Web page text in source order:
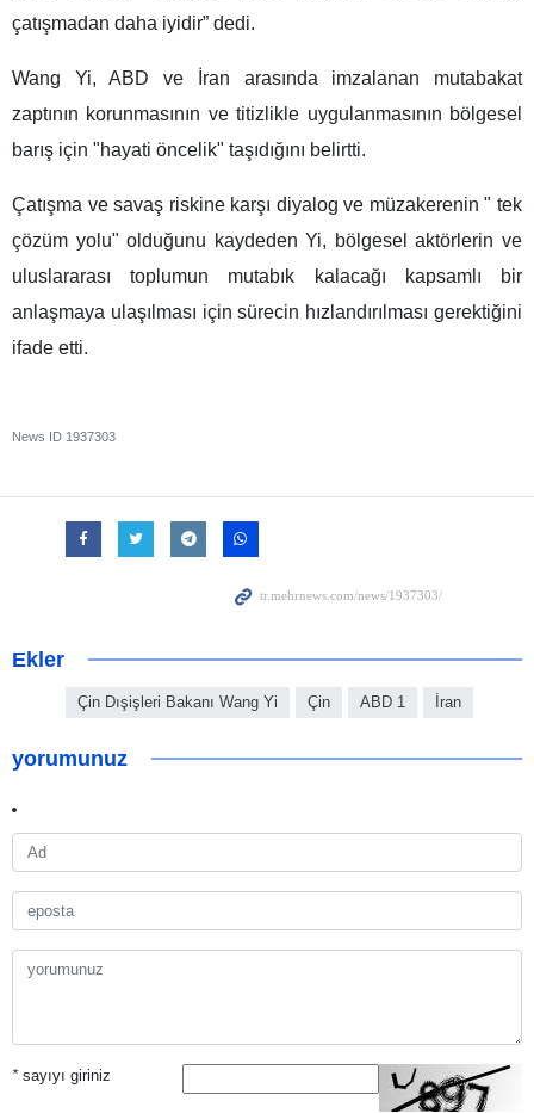
çatışmadan daha iyidir” dedi.
Wang Yi, ABD ve İran arasında imzalanan mutabakat
zaptının korunmasının ve titizlikle uygulanmasının bölgesel
barış için "hayati öncelik" taşıdığını belirtti.
Çatışma ve savaş riskine karşı diyalog ve müzakerenin " tek
çözüm yolu" olduğunu kaydeden Yi, bölgesel aktörlerin ve
uluslararası toplumun mutabık kalacağı kapsamlı bir
anlaşmaya ulaşılması için sürecin hızlandırılması gerektiğini
ifade etti.
News ID 1937303
Ekler
Çin Dışişleri Bakanı Wang Yi Çin ABD 1 İran
yorumunuz
*sayıyı giriniz